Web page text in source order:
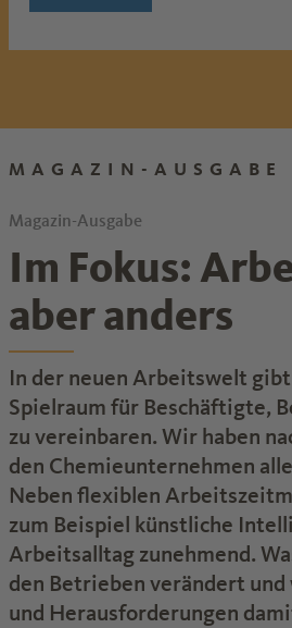
MAGAZIN-AUSGABE
Magazin-Ausgabe
Im Fokus:
aber anders
In der neuen Arbeitswelt
Spielraum für Beschäftigte,
zu vereinbaren. Wir haben
den Chemieunternehmen
Neben flexiblen
zum Beispiel künstliche
Arbeitsalltag zunehmend.
den Betrieben verändert
und Herausforderungen